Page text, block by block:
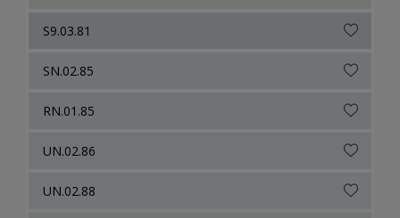
S9.03.81
SN.02.85
RN.01.85
UN.02.86
UN.02.88